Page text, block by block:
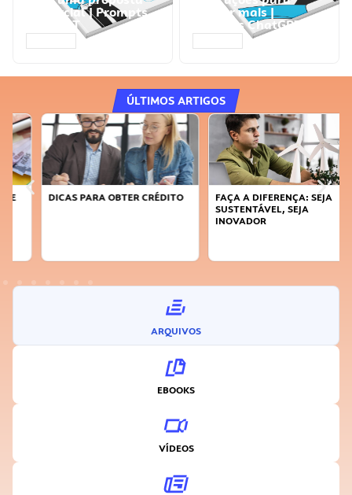
comercial | Prompts
ChatGPT
vender mais |
Prompts ChatGPT
ÚLTIMOS ARTIGOS
DICAS PARA OBTER CRÉDITO
FAÇA A DIFERENÇA: SEJA
SUSTENTÁVEL, SEJA
INOVADOR
ARQUIVOS
EBOOKS
VÍDEOS